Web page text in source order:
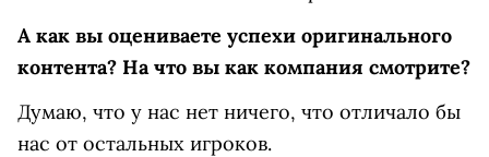
А как вы оцениваете успехи оригинального
контента? На что вы как компания смотрите?
Думаю, что у нас нет ничего, что отличало бы
нас от остальных игроков.